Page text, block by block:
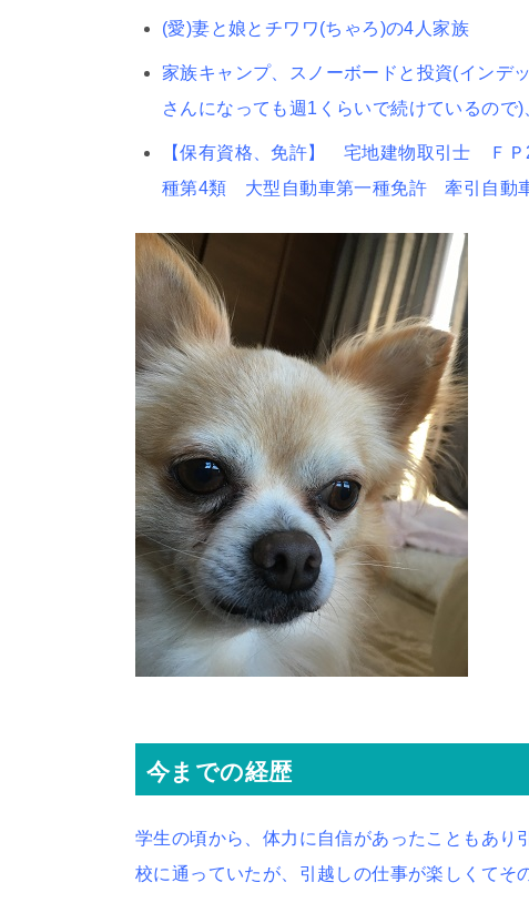
(愛)妻と娘とチワワ(ちゃろ)の4人家族
家族キャンプ、スノーボードと投資(インデ
さんになっても週1くらいで続けているので
【保有資格、免許】 宅地建物取引士 Ｆ
種第4類 大型自動車第一種免許 牽引自動
今までの経歴
学生の頃から、体力に自信があったこともあり
校に通っていたが、引越しの仕事が楽しくてそ